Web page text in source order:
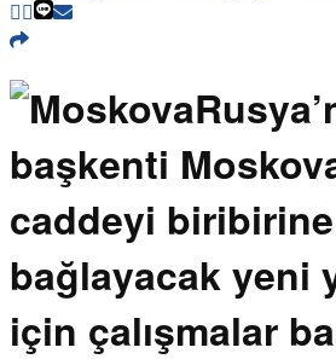
başkenti
caddeyi biribirine
bağlayacak yeni
için çalışmalar